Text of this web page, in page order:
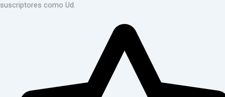
suscriptores como Ud.